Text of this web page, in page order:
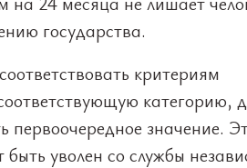
государства.
критериям
категорию,
первоочередное значение.
быть уволен со службы